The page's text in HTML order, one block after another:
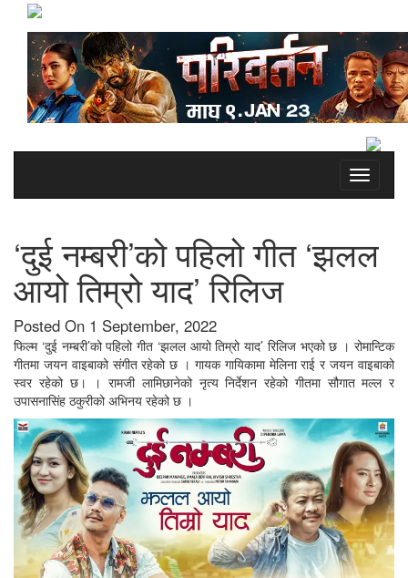
Toggle
‘दुई नम्बरी’को पहिलो गीत ‘झलल
आयो तिम्रो याद’ रिलिज
Posted On 1 September, 2022
फिल्म ‘दुई नम्बरी’को पहिलो गीत ‘झलल आयो तिम्रो याद’ रिलिज भएको छ । रोमान्टिक
गीतमा जयन वाइबाको संगीत रहेको छ । गायक गायिकामा मेलिना राई र जयन वाइबाको
स्वर रहेको छ। । रामजी लामिछानेको नृत्य निर्देशन रहेको गीतमा सौगात मल्ल र
उपासनासिंह ठकुरीको अभिनय रहेको छ ।